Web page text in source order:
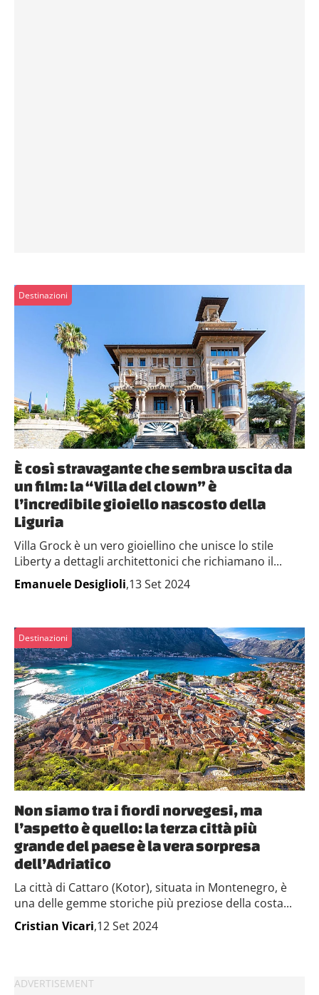
Destinazioni
È così stravagante che sembra uscita da
un film: la “Villa del clown” è
l’incredibile gioiello nascosto della
Liguria
Villa Grock è un vero gioiellino che unisce lo stile
Liberty a dettagli architettonici che richiamano il...
Emanuele Desiglioli,13 Set 2024
Destinazioni
Non siamo tra i fiordi norvegesi, ma
l’aspetto è quello: la terza città più
grande del paese è la vera sorpresa
dell’Adriatico
La città di Cattaro (Kotor), situata in Montenegro, è
una delle gemme storiche più preziose della costa...
Cristian Vicari,12 Set 2024